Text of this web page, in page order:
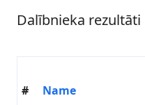
Dalībnieka rezultāti
# Name